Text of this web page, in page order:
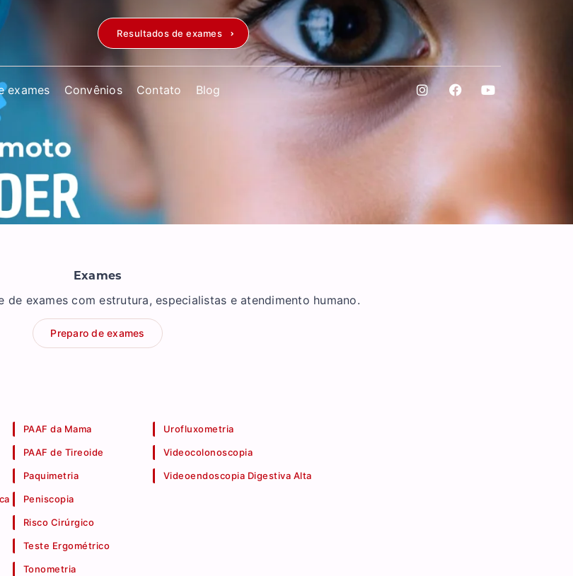
Resultados de exames
exames Convênios Contato Blog
Exames
de exames com estrutura, especialistas e atendimento humano.
Preparo de exames
PAAF da Mama
PAAF de Tireoide
Paquimetria
Peniscopia
Risco Cirúrgico
Teste Ergométrico
Tonometria
Urofluxometria
Videocolonoscopia
Videoendoscopia Digestiva Alta